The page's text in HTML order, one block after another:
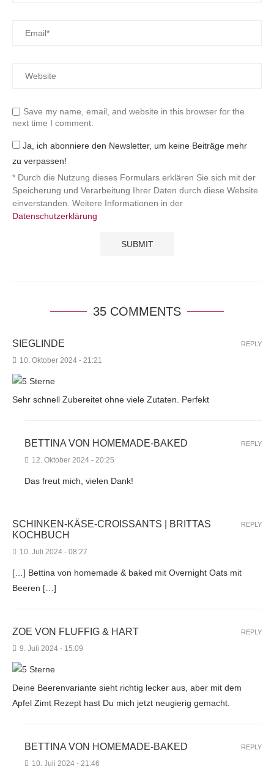
Save my name, email, and website in this browser for the
next time I comment.
Ja, ich abonniere den Newsletter, um keine Beiträge mehr
zu verpassen!
* Durch die Nutzung dieses Formulars erklären Sie sich mit der
Speicherung und Verarbeitung Ihrer Daten durch diese Website
einverstanden. Weitere Informationen in der
Datenschutzerklärung
35 COMMENTS
SIEGLINDE
10. Oktober 2024 - 21:21
Sehr schnell Zubereitet ohne viele Zutaten. Perfekt
REPLY
BETTINA VON HOMEMADE-BAKED
12. Oktober 2024 - 20:25
Das freut mich, vielen Dank!
REPLY
SCHINKEN-KÄSE-CROISSANTS | BRITTAS
KOCHBUCH
10. Juli 2024 - 08:27
[…] Bettina von homemade & baked mit Overnight Oats mit
Beeren […]
REPLY
ZOE VON FLUFFIG & HART
9. Juli 2024 - 15:09
Deine Beerenvariante sieht richtig lecker aus, aber mit dem
Apfel Zimt Rezept hast Du mich jetzt neugierig gemacht.
REPLY
BETTINA VON HOMEMADE-BAKED
10. Juli 2024 - 21:46
REPLY